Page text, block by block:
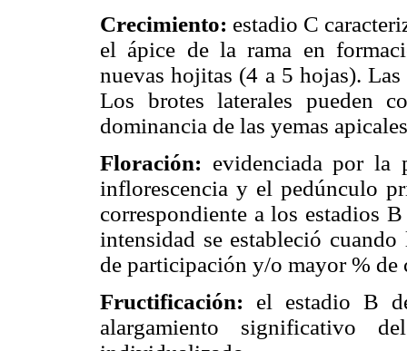
Crecimiento: estadio C
el ápice de la rama en
nuevas hojitas (4 a 5 hojas).
Los brotes laterales pueden
dominancia de las yemas
Floración: evidenciada por la
inflorescencia y el pedúnculo
correspondiente a los estadios
intensidad se estableció
de participación y/o mayor % de
Fructificación: el estadio B
alargamiento significativo